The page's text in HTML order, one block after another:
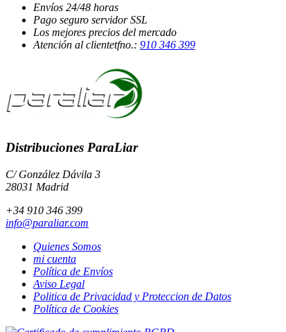
Envíos 24/48 horas
Pago seguro servidor SSL
Los mejores precios del mercado
Atención al clientetfno.: 910 346 399
Distribuciones ParaLiar
C/ González Dávila 3
28031 Madrid
+34 910 346 399
info@paraliar.com
Quienes Somos
mi cuenta
Política de Envíos
Aviso Legal
Politica de Privacidad y Proteccion de Datos
Política de Cookies